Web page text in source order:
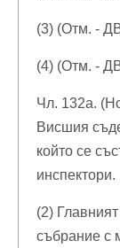
(3) (Отм. -
(4) (Отм. -
Чл. 132а.
Висшия
който се
инспектори.
(2)
събрание с